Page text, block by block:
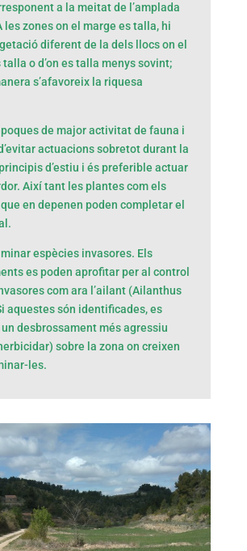
a la meitat de l’amplada
les zones on el marge es talla, hi
diferent de la dels llocs on el
o d’on es talla menys sovint;
s’afavoreix la riquesa
de major activitat de fauna i
actuacions sobretot durant la
d’estiu i és preferible actuar
Així tant les plantes com els
en depenen poden completar el
espècies invasores. Els
es poden aprofitar per al control
com ara l’ailant (Ailanthus
aquestes són identificades, es
desbrossament més agressiu
sobre la zona on creixen
les.